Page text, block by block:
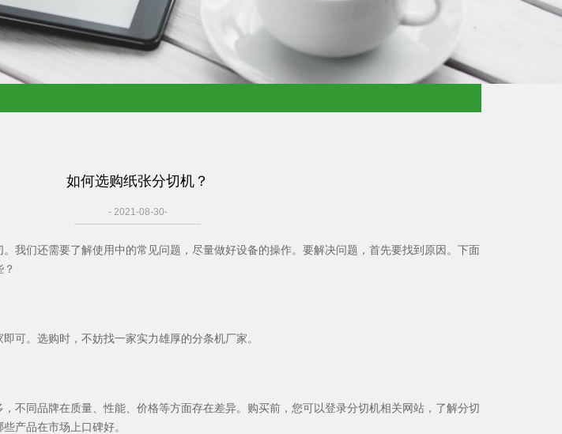
如何选购纸张分切机？
- 2021-08-30-
我们还需要了解使用中的常见问题，尽量做好设备的操作。要解决问题，首先要找到原因。下面
可。选购时，不妨找一家实力雄厚的分条机厂家。
不同品牌在质量、性能、价格等方面存在差异。购买前，您可以登录分切机相关网站，了解分切
产品在市场上口碑好。